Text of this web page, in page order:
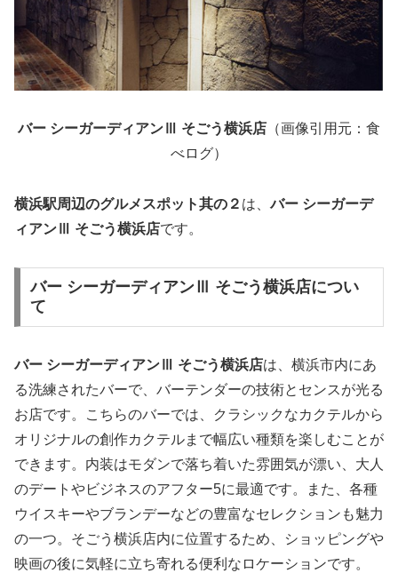
バー シーガーディアンⅢ そごう横浜店 （画像引用元：食
べログ）
横浜駅周辺のグルメスポット其の２ は、バー シーガーデ
ィアンⅢ そごう横浜店です。
バー シーガーディアンⅢ そごう横浜店につい
て
バー シーガーディアンⅢ そごう横浜店は、横浜市内にあ
る洗練されたバーで、バーテンダーの技術とセンスが光る
お店です。こちらのバーでは、クラシックなカクテルから
オリジナルの創作カクテルまで幅広い種類を楽しむことが
できます。内装はモダンで落ち着いた雰囲気が漂い、大人
のデートやビジネスのアフター5に最適です。また、各種
ウイスキーやブランデーなどの豊富なセレクションも魅力
の一つ。そごう横浜店内に位置するため、ショッピングや
映画の後に気軽に立ち寄れる便利なロケーションです。